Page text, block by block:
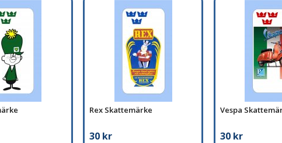
Rex Skattemärke
30 kr
Vespa
30 kr